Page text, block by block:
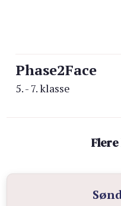
Phase2Face
5. - 7. klasse